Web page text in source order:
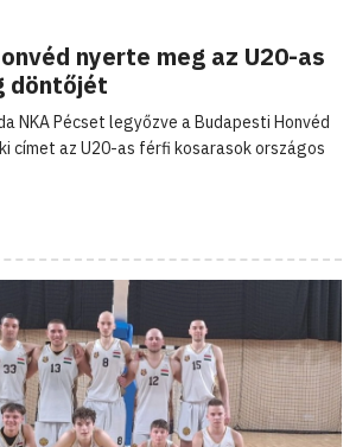
nyerte meg az U20-as
döntőjét
NKA Pécset legyőzve a Budapesti Honvéd
címet az U20-as férfi kosarasok országos